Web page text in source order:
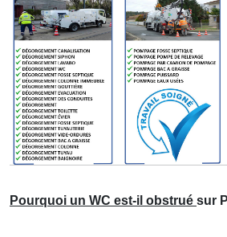
Pourquoi un WC est-il obstrué sur